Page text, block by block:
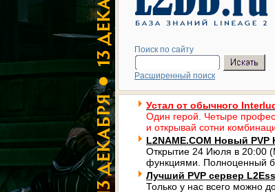
Поиск по сайту
Расширенный поиск
Устал от обычного
Один герой. Четыре
и открывай сотни
L2NAME.COM Новый
Открытие 24 Июля в 20:00
функциями. Полноценный
Лучший PVP сервер
Только у нас всего можно